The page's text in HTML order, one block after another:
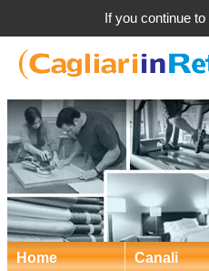
Home Canali
If you continue